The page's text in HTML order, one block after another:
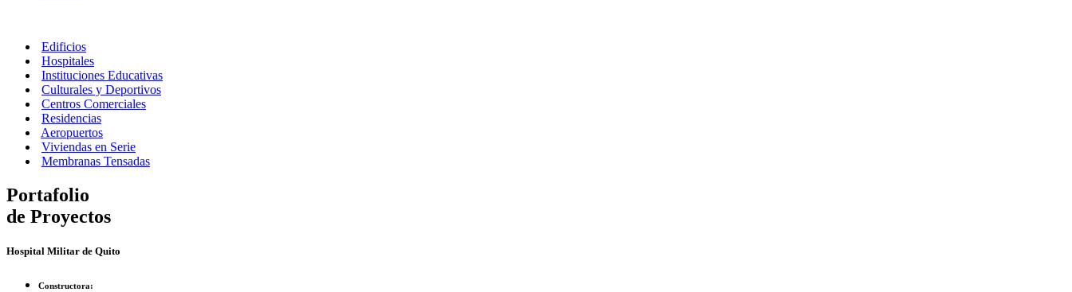
Edificios
Hospitales
Instituciones Educativas
Culturales y Deportivos
Centros Comerciales
Residencias
Aeropuertos
Viviendas en Serie
Membranas Tensadas
Portafolio
de Proyectos
Hospital Militar de Quito
Constructora: